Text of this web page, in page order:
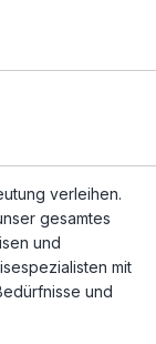
verleihen.
gesamtes
und
mit
und